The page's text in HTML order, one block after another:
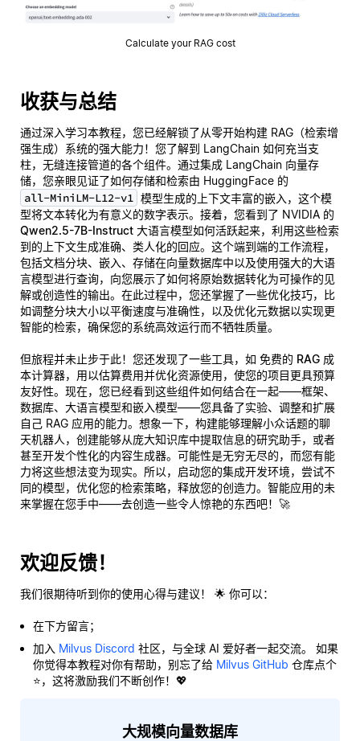
Calculate your RAG cost
收获与总结
通过深入学习本教程，您已经解锁了从零开始构建 RAG（检索增
强生成）系统的强大能力！您了解到 LangChain 如何充当支
柱，无缝连接管道的各个组件。通过集成 LangChain 向量存
储，您亲眼见证了如何存储和检索由 HuggingFace 的
all-MiniLM-L12-v1 模型生成的上下文丰富的嵌入，这个模
型将文本转化为有意义的数字表示。接着，您看到了 NVIDIA 的
Qwen2.5-7B-Instruct 大语言模型如何活跃起来，利用这些检索
到的上下文生成准确、类人化的回应。这个端到端的工作流程，
包括文档分块、嵌入、存储在向量数据库中以及使用强大的大语
言模型进行查询，向您展示了如何将原始数据转化为可操作的见
解或创造性的输出。在此过程中，您还掌握了一些优化技巧，比
如调整分块大小以平衡速度与准确性，以及优化元数据以实现更
智能的检索，确保您的系统高效运行而不牺牲质量。
但旅程并未止步于此！您还发现了一些工具，如 免费的 RAG 成
本计算器，用以估算费用并优化资源使用，使您的项目更具预算
友好性。现在，您已经看到这些组件如何结合在一起——框架、
数据库、大语言模型和嵌入模型——您具备了实验、调整和扩展
自己 RAG 应用的能力。想象一下，构建能够理解小众话题的聊
天机器人，创建能够从庞大知识库中提取信息的研究助手，或者
甚至开发个性化的内容生成器。可能性是无穷无尽的，而您有能
力将这些想法变为现实。所以，启动您的集成开发环境，尝试不
同的模型，优化您的检索策略，释放您的创造力。智能应用的未
来掌握在您手中——去创造一些令人惊艳的东西吧！🚀
欢迎反馈！
我们很期待听到你的使用心得与建议！ 🌟 你可以：
在下方留言；
加入 Milvus Discord 社区，与全球 AI 爱好者一起交流。 如果
你觉得本教程对你有帮助，别忘了给 Milvus GitHub 仓库点个
⭐，这将激励我们不断创作！💖
大规模向量数据库